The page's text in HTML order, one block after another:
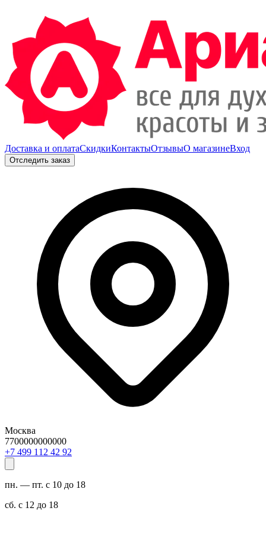
Доставка и оплатаСкидкиКонтактыОтзывыО магазинеВход
Отследить заказ
Москва
7700000000000
29 24 211 994 7+
пн. — пт. с 10 до 18
сб. с 12 до 18